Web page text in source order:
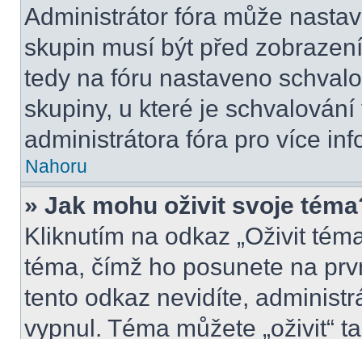
Administrátor fóra může
skupin musí být před
tedy na fóru nastaveno
skupiny, u které je
administrátora fóra pro více
Nahoru
» Jak mohu oživit svoje
Kliknutím na odkaz „Oživit
téma, čímž ho posunete na
tento odkaz nevidíte,
vypnul. Téma můžete „oživit“